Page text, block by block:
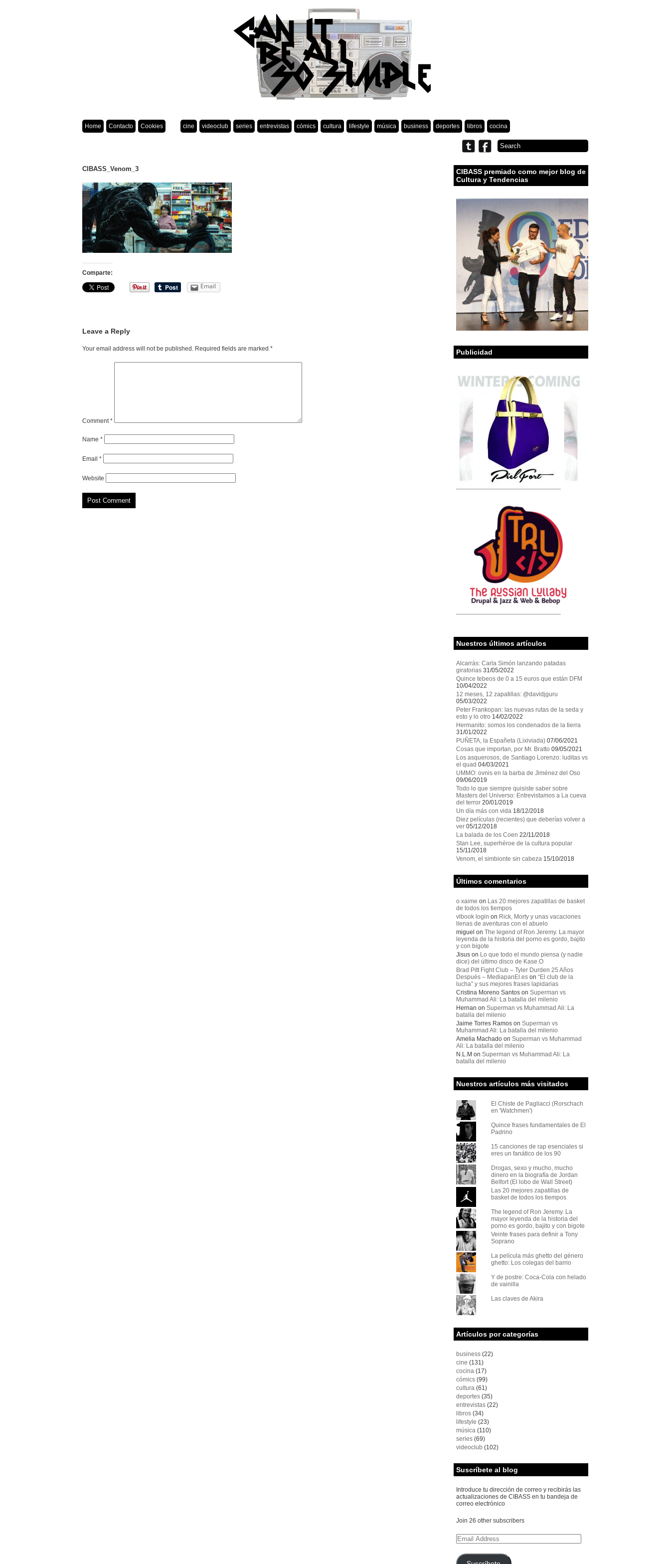
Home Contacto Cookies cine videoclub series entrevistas cómics cultura lifestyle música business deportes libros cocina
CIBASS_Venom_3
Comparte:
Email
Leave a Reply
Your email address will not be published. Required fields are marked *
Comment*
Name *
Email *
Website
CIBASS premiado como mejor blog de
Cultura y Tendencias
Publicidad
Nuestros últimos artículos
Alcarràs: Carla Simón lanzando patadas
giratorias 31/05/2022
Quince tebeos de 0 a 15 euros que están DFM
10/04/2022
12 meses, 12 zapatillas: @davidjguru
05/03/2022
Peter Frankopan: las nuevas rutas de la seda y
esto y lo otro 14/02/2022
Hermanito: somos los condenados de la tierra
31/01/2022
PUÑETA, la Españeta (Lixiviada) 07/06/2021
Cosas que importan, por Mr. Bratto 09/05/2021
Los asquerosos, de Santiago Lorenzo: luditas vs
el quad 04/03/2021
UMMO: ovnis en la barba de Jiménez del Oso
09/06/2019
Todo lo que siempre quisiste saber sobre
Masters del Universo: Entrevistamos a La cueva
del terror 20/01/2019
Un día más con vida 18/12/2018
Diez películas (recientes) que deberías volver a
ver 05/12/2018
La balada de los Coen 22/11/2018
Stan Lee, superhéroe de la cultura popular
15/11/2018
Venom, el simbionte sin cabeza 15/10/2018
Últimos comentarios
o xaime on Las 20 mejores zapatillas de basket
de todos los tiempos
vlbook login on Rick, Morty y unas vacaciones
llenas de aventuras con el abuelo
miguel on The legend of Ron Jeremy. La mayor
leyenda de la historia del porno es gordo, bajito
y con bigote
Jisuson Lo que todo el mundo piensa (y nadie
dice) del último disco de Kase.O
Brad Pitt Fight Club – Tyler Durden 25 Años
Después – MediapanEl.eson “El club de la
lucha” y sus mejores frases lapidarias
Cristina Moreno Santoson Superman vs
Muhammad Ali: La batalla del milenio
Hernan on Superman vs Muhammad Ali: La
batalla del milenio
Jaime Torres Ramoson Superman vs
Muhammad Ali: La batalla del milenio
Amelia Machadoon Superman vs Muhammad
Ali: La batalla del milenio
N.L.M on Superman vs Muhammad Ali: La
batalla del milenio
Nuestros artículos más visitados
El Chiste de Pagliacci (Rorschach
en 'Watchmen')
Quince frases fundamentales de El
Padrino
15 canciones de rap esenciales si
eres un fanático de los 90
Drogas, sexo y mucho, mucho
dinero en la biografía de Jordan
Belfort (El lobo de Wall Street)
Las 20 mejores zapatillas de
basket de todos los tiempos
The legend of Ron Jeremy. La
mayor leyenda de la historia del
porno es gordo, bajito y con bigote
Veinte frases para definir a Tony
Soprano
La película más ghetto del género
ghetto: Los colegas del barrio
Y de postre: Coca-Cola con helado
de vainilla
Las claves de Akira
Artículos por categorías
business(22)
cine (131)
cocina(17)
cómics(99)
cultura(61)
deportes(35)
entrevistas(22)
libros(34)
lifestyle (23)
música(110)
series(69)
videoclub (102)
Suscríbete al blog
Introduce tu dirección de correo y recibirás las
actualizaciones de CIBASS en tu bandeja de
correo electrónico
Join 26 other subscribers
Email
Address